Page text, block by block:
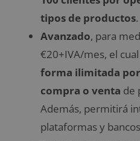
tipos de productos.
Avanzado, para
€20+IVA/mes, el cual
forma ilimitada
compra o venta de
Además, permitirá
plataformas y